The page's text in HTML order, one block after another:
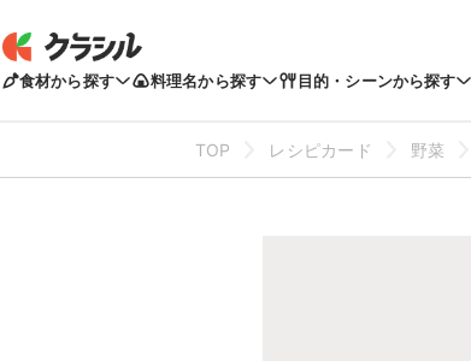
食材から探す 料理名から探す 目的・シーンから探す
TOP レシピカード 野菜